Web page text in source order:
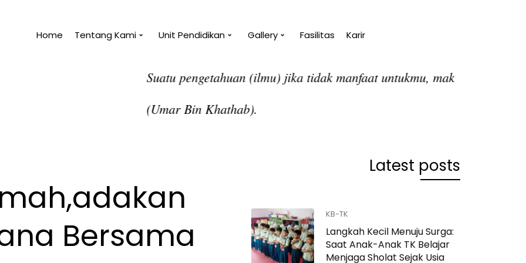
Home Tentang Kami Unit Pendidikan Gallery Fasilitas Karir
untukmu, maka tidak akan membahayakanmu.
Bersama
Latest posts
KB-TK
Langkah Kecil Menuju Surga:
Saat Anak-Anak TK Belajar
Menjaga Sholat Sejak Usia